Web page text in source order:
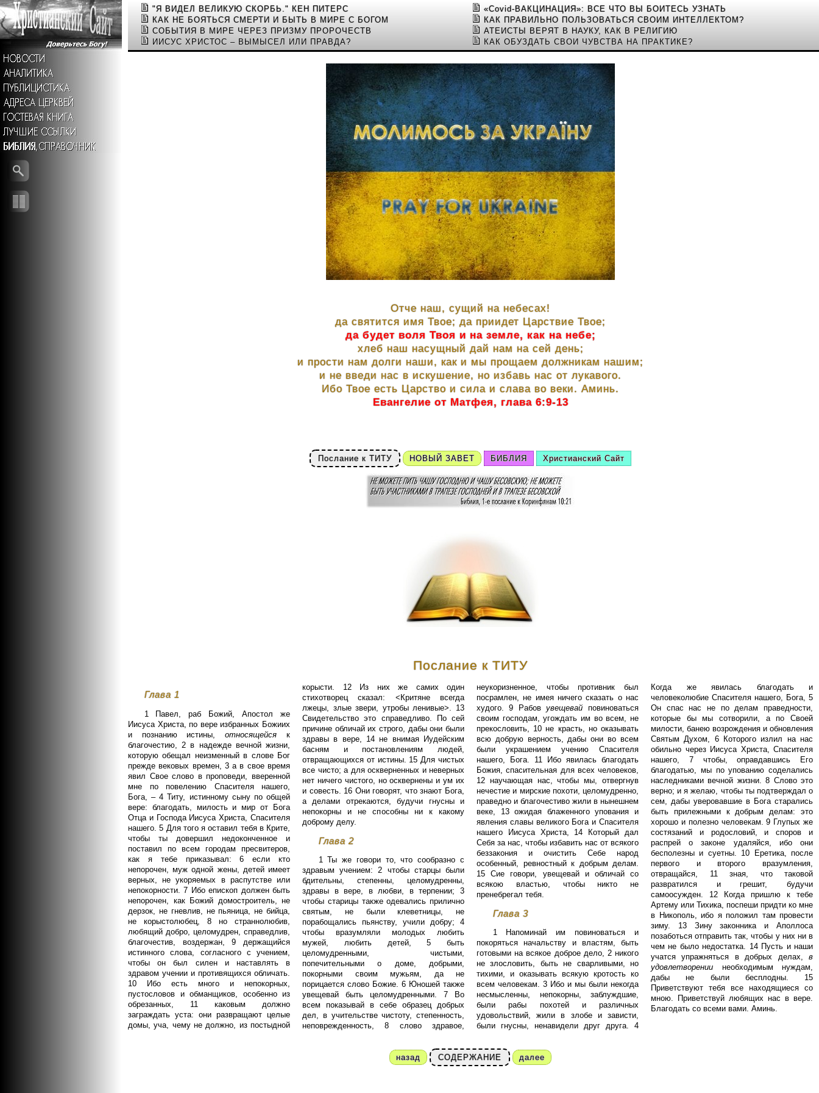
"Я ВИДЕЛ ВЕЛИКУЮ СКОРБЬ." КЕН ПИТЕРС
КАК НЕ БОЯТЬСЯ СМЕРТИ И БЫТЬ В МИРЕ С БОГОМ
СОБЫТИЯ В МИРЕ ЧЕРЕЗ ПРИЗМУ ПРОРОЧЕСТВ
ИИСУС ХРИСТОС – ВЫМЫСЕЛ ИЛИ ПРАВДА?
«Covid-ВАКЦИНАЦИЯ»: ВСЕ ЧТО ВЫ БОИТЕСЬ УЗНАТЬ
КАК ПРАВИЛЬНО ПОЛЬЗОВАТЬСЯ СВОИМ ИНТЕЛЛЕКТОМ?
АТЕИСТЫ ВЕРЯТ В НАУКУ, КАК В РЕЛИГИЮ
КАК ОБУЗДАТЬ СВОИ ЧУВСТВА НА ПРАКТИКЕ?
Отче наш, сущий на небесах!
да святится имя Твое; да приидет Царствие Твое;
да будет воля Твоя и на земле, как на небе;
хлеб наш насущный дай нам на сей день;
и прости нам долги наши, как и мы прощаем должникам нашим;
и не введи нас в искушение, но избавь нас от лукавого.
Ибо Твое есть Царство и сила и слава во веки. Аминь.
Евангелие от Матфея, глава 6:9-13
Послание к ТИТУ НОВЫЙ ЗАВЕТ БИБЛИЯ Христианский Сайт
Послание к ТИТУ
Глава 1
1 Павел, раб Божий, Апостол же
Иисуса Христа, по вере избранных Божиих
и познанию истины, относящейся к
благочестию, 2 в надежде вечной жизни,
которую обещал неизменный в слове Бог
прежде вековых времен, 3 а в свое время
явил Свое слово в проповеди, вверенной
мне по повелению Спасителя нашего,
Бога, – 4 Титу, истинному сыну по общей
вере: благодать, милость и мир от Бога
Отца и Господа Иисуса Христа, Спасителя
нашего. 5 Для того я оставил тебя в Крите,
чтобы ты довершил недоконченное и
поставил по всем городам пресвитеров,
как я тебе приказывал: 6 если кто
непорочен, муж одной жены, детей имеет
верных, не укоряемых в распутстве или
непокорности. 7 Ибо епископ должен быть
непорочен, как Божий домостроитель, не
дерзок, не гневлив, не пьяница, не бийца,
не корыстолюбец, 8 но страннолюбив,
любящий добро, целомудрен, справедлив,
благочестив, воздержан, 9 держащийся
истинного слова, согласного с учением,
чтобы он был силен и наставлять в
здравом учении и противящихся обличать.
10 Ибо есть много и непокорных,
пустословов и обманщиков, особенно из
обрезанных, 11 каковым должно
заграждать уста: они развращают целые
домы, уча, чему не должно, из постыдной
корысти. 12 Из них же самих один
стихотворец сказал: <Критяне всегда
лжецы, злые звери, утробы ленивые>. 13
Свидетельство это справедливо. По сей
причине обличай их строго, дабы они были
здравы в вере, 14 не внимая Иудейским
басням и постановлениям людей,
отвращающихся от истины. 15 Для чистых
все чисто; а для оскверненных и неверных
нет ничего чистого, но осквернены и ум их
и совесть. 16 Они говорят, что знают Бога,
а делами отрекаются, будучи гнусны и
непокорны и не способны ни к какому
доброму делу.
Глава 2
1 Ты же говори то, что сообразно с
здравым учением: 2 чтобы старцы были
бдительны, степенны, целомудренны,
здравы в вере, в любви, в терпении; 3
чтобы старицы также одевались прилично
святым, не были клеветницы, не
порабощались пьянству, учили добру; 4
чтобы вразумляли молодых любить
мужей, любить детей, 5 быть
целомудренными, чистыми,
попечительными о доме, добрыми,
покорными своим мужьям, да не
порицается слово Божие. 6 Юношей также
увещевай быть целомудренными. 7 Во
всем показывай в себе образец добрых
дел, в учительстве чистоту, степенность,
неповрежденность, 8 слово здравое,
неукоризненное, чтобы противник был
посрамлен, не имея ничего сказать о нас
худого. 9 Рабов увещевай повиноваться
своим господам, угождать им во всем, не
прекословить, 10 не красть, но оказывать
всю добрую верность, дабы они во всем
были украшением учению Спасителя
нашего, Бога. 11 Ибо явилась благодать
Божия, спасительная для всех человеков,
12 научающая нас, чтобы мы, отвергнув
нечестие и мирские похоти, целомудренно,
праведно и благочестиво жили в нынешнем
веке, 13 ожидая блаженного упования и
явления славы великого Бога и Спасителя
нашего Иисуса Христа, 14 Который дал
Себя за нас, чтобы избавить нас от всякого
беззакония и очистить Себе народ
особенный, ревностный к добрым делам.
15 Сие говори, увещевай и обличай со
всякою властью, чтобы никто не
пренебрегал тебя.
Глава 3
1 Напоминай им повиноваться и
покоряться начальству и властям, быть
готовыми на всякое доброе дело, 2 никого
не злословить, быть не сварливыми, но
тихими, и оказывать всякую кротость ко
всем человекам. 3 Ибо и мы были некогда
несмысленны, непокорны, заблуждшие,
были рабы похотей и различных
удовольствий, жили в злобе и зависти,
были гнусны, ненавидели друг друга. 4
Когда же явилась благодать и
человеколюбие Спасителя нашего, Бога, 5
Он спас нас не по делам праведности,
которые бы мы сотворили, а по Своей
милости, банею возрождения и обновления
Святым Духом, 6 Которого излил на нас
обильно через Иисуса Христа, Спасителя
нашего, 7 чтобы, оправдавшись Его
благодатью, мы по упованию соделались
наследниками вечной жизни. 8 Слово это
верно; и я желаю, чтобы ты подтверждал о
сем, дабы уверовавшие в Бога старались
быть прилежными к добрым делам: это
хорошо и полезно человекам. 9 Глупых же
состязаний и родословий, и споров и
распрей о законе удаляйся, ибо они
бесполезны и суетны. 10 Еретика, после
первого и второго вразумления,
отвращайся, 11 зная, что таковой
развратился и грешит, будучи
самоосужден. 12 Когда пришлю к тебе
Артему или Тихика, поспеши придти ко мне
в Никополь, ибо я положил там провести
зиму. 13 Зину законника и Аполлоса
позаботься отправить так, чтобы у них ни в
чем не было недостатка. 14 Пусть и наши
учатся упражняться в добрых делах, в
удовлетворении необходимым нуждам,
дабы не были бесплодны. 15
Приветствуют тебя все находящиеся со
мною. Приветствуй любящих нас в вере.
Благодать со всеми вами. Аминь.
назад СОДЕРЖАНИЕ далее